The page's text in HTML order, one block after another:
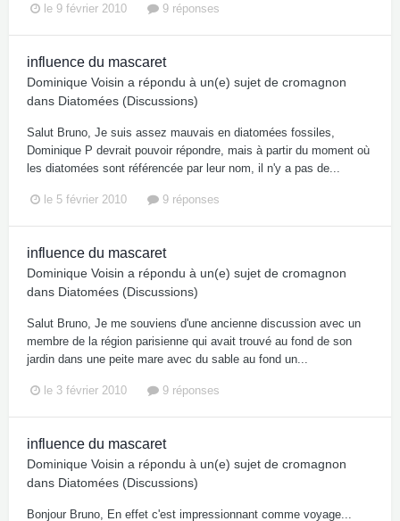
le 9 février 2010 9 réponses
influence du mascaret
Dominique Voisin a répondu à un(e) sujet de cromagnon
dans Diatomées (Discussions)
Salut Bruno, Je suis assez mauvais en diatomées fossiles,
Dominique P devrait pouvoir répondre, mais à partir du moment où
les diatomées sont référencée par leur nom, il n'y a pas de...
le 5 février 2010 9 réponses
influence du mascaret
Dominique Voisin a répondu à un(e) sujet de cromagnon
dans Diatomées (Discussions)
Salut Bruno, Je me souviens d'une ancienne discussion avec un
membre de la région parisienne qui avait trouvé au fond de son
jardin dans une peite mare avec du sable au fond un...
le 3 février 2010 9 réponses
influence du mascaret
Dominique Voisin a répondu à un(e) sujet de cromagnon
dans Diatomées (Discussions)
Bonjour Bruno, En effet c'est impressionnant comme voyage...